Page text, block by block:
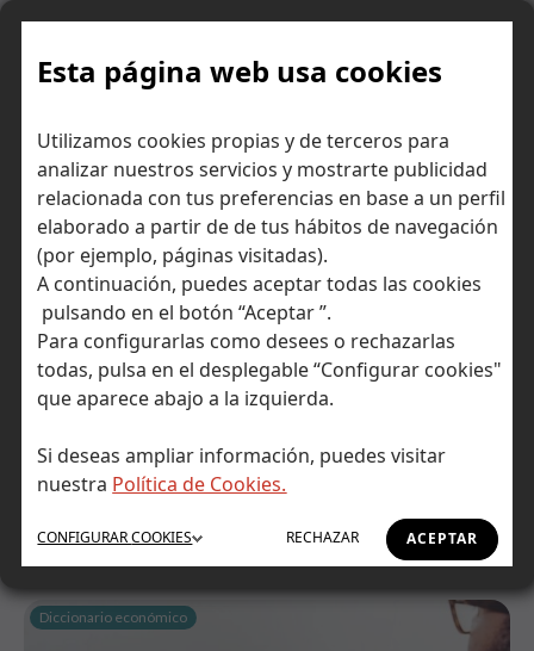
Esta página web usa cookies
Utilizamos cookies propias y de terceros para
analizar nuestros servicios y mostrarte publicidad
relacionada con tus preferencias en base a un perfil
elaborado a partir de de tus hábitos de navegación
(por ejemplo, páginas visitadas).
A continuación, puedes aceptar todas las cookies
pulsando en el botón “Aceptar ”.
Para configurarlas como desees o rechazarlas
todas, pulsa en el desplegable “Configurar cookies"
que aparece abajo a la izquierda.
Si deseas ampliar información, puedes visitar
nuestra Política de Cookies.
ACEPTAR
RECHAZAR
CONFIGURARCOOKIES
Skip
Ir a Self Bank »
El Blog de Self
Bank
Return on Capital
Diccionario económico